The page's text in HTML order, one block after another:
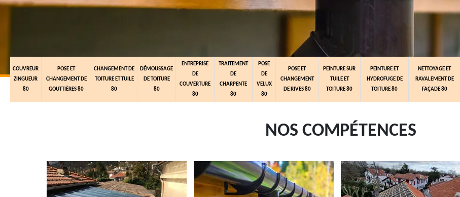
COUVREUR
ZINGUEUR
80
POSE ET
CHANGEMENT DE
GOUTTIÈRES 80
CHANGEMENT DE
TOITURE ET TUILE
80
DÉMOUSSAGE
DE TOITURE
80
ENTREPRISE
DE
COUVERTURE
80
TRAITEMENT
DE
CHARPENTE
80
POSE
DE
VELUX
80
POSE ET
CHANGEMENT
DE RIVES 80
PEINTURE SUR
TUILE ET
TOITURE 80
PEINTURE ET
HYDROFUGE DE
TOITURE 80
NETTOYAGE ET
RAVALEMENT DE
FAÇADE 80
NOS COMPÉTENCES